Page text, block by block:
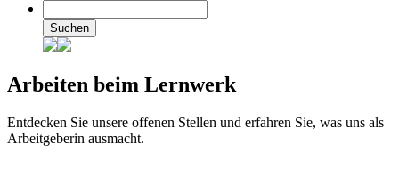
Suchen
Arbeiten beim Lernwerk
Entdecken Sie unsere offenen Stellen und erfahren Sie, was uns als
Arbeitgeberin ausmacht.